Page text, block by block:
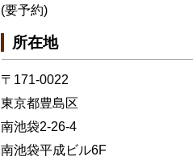
(要予約)
所在地
〒171-0022
東京都豊島区
南池袋2-26-4
南池袋平成ビル6F